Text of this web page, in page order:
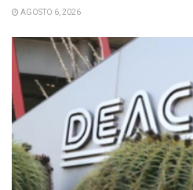
AGOSTO 6, 2026